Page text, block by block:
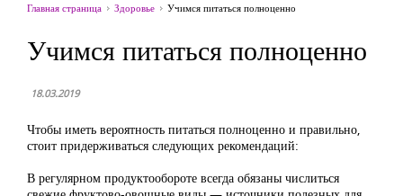
Главная страница Здоровье Учимся питаться полноценно
Учимся питаться полноценно
18.03.2019
Чтобы иметь вероятность питаться полноценно и правильно,
стоит придерживаться следующих рекомендаций:
В регулярном продуктообороте всегда обязаны числиться